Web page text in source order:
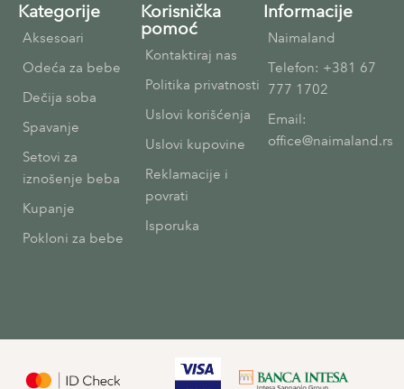
Kategorije
Aksesoari
Odeća za bebe
Dečija soba
Spavanje
Setovi za
iznošenje beba
Kupanje
Pokloni za bebe
Korisnička
pomoć
Kontaktiraj nas
Politika privatnosti
Uslovi korišćenja
Uslovi kupovine
Reklamacije i
povrati
Isporuka
Informacije
Naimaland
Telefon: +381 67
777 1702
Email:
office@naimaland.rs